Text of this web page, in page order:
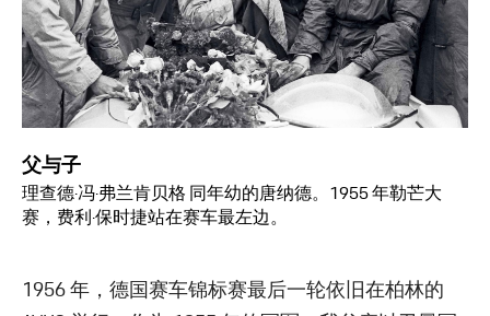
父与子
理查德·冯·弗兰肯贝格 同年幼的唐纳德。1955 年勒芒大
赛，费利·保时捷站在赛车最左边。
1956 年，德国赛车锦标赛最后一轮依旧在柏林的